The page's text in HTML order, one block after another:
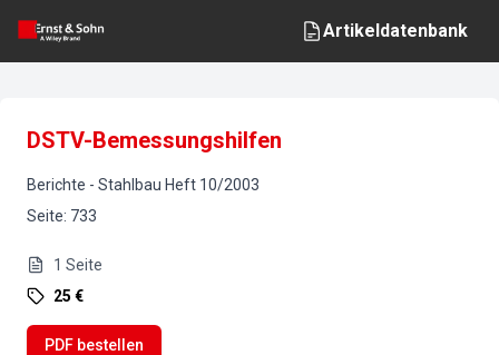
Artikeldatenbank
DSTV-Bemessungshilfen
Berichte - Stahlbau Heft 10/2003
Seite: 733
1 Seite
25 €
PDF bestellen